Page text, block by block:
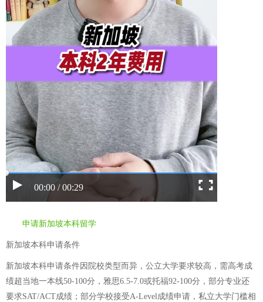
00:00 / 00:29
申请新加坡本科留学
新加坡本科申请条件
新加坡本科申请条件因院校类型而异，公立大学要求较高，需高考成
绩超当地一本线50-100分，雅思6.5-7.0或托福92-100分，部分专业还
要求SAT/ACT成绩；部分学校接受A-Level成绩申请，私立大学门槛相